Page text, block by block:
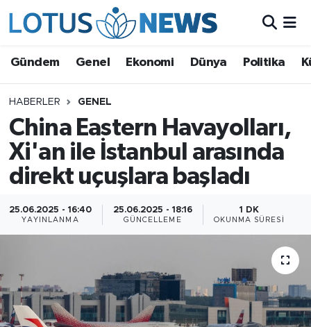
Gündem Genel Ekonomi Dünya Politika
HABERLER GENEL
China Eastern Havayolları,
Xi'an ile İstanbul arasında
direkt uçuşlara başladı
25.06.2025 - 16:40
YAYINLANMA
25.06.2025 - 18:16
GÜNCELLEME
1 DK
OKUNMA SÜRESI
Ekonomi
Dünya
Politika
Çin Fuarları